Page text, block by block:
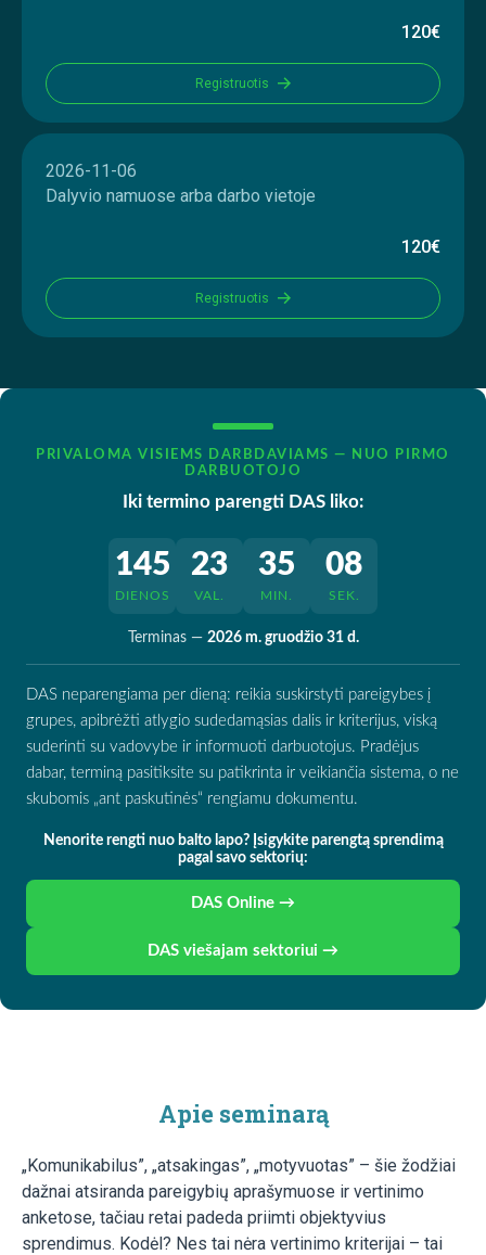
120€
Registruotis
2026-11-06
Dalyvio namuose arba darbo vietoje
120€
Registruotis
PRIVALOMA VISIEMS DARBDAVIAMS — NUO PIRMO
DARBUOTOJO
Iki termino parengti DAS liko:
145
DIENOS
23
VAL.
35
MIN.
08
SEK.
Terminas — 2026 m. gruodžio 31 d.
DAS neparengiama per dieną: reikia suskirstyti pareigybes į
grupes, apibrėžti atlygio sudedamąsias dalis ir kriterijus, viską
suderinti su vadovybe ir informuoti darbuotojus. Pradėjus
dabar, terminą pasitiksite su patikrinta ir veikiančia sistema, o ne
skubomis „ant paskutinės“ rengiamu dokumentu.
Nenorite rengti nuo balto lapo? Įsigykite parengtą sprendimą
pagal savo sektorių:
DAS Online →
DAS viešajam sektoriui →
Apie seminarą
„Komunikabilus”, „atsakingas”, „motyvuotas” – šie žodžiai
dažnai atsiranda pareigybių aprašymuose ir vertinimo
anketose, tačiau retai padeda priimti objektyvius
sprendimus. Kodėl? Nes tai nėra vertinimo kriterijai – tai